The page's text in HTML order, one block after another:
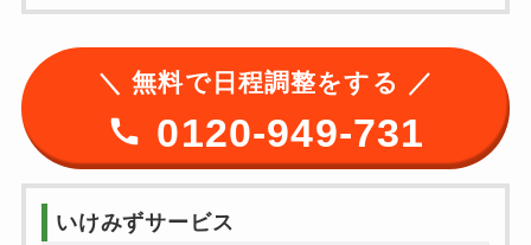
＼ 無料で日程調整をする ／
0120-949-731
いけみずサービス